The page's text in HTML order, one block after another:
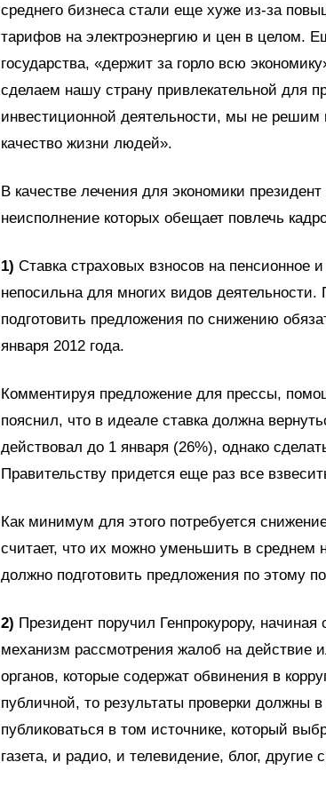
среднего бизнеса стали еще хуже из-за
тарифов на электроэнергию и цен в целом.
государства, «держит за горло всю
сделаем нашу страну привлекательной для
инвестиционной деятельности, мы не
качество жизни людей».
В качестве лечения для экономики
неисполнение которых обещает повлечь
1) Ставка страховых взносов на пенсионное
непосильна для многих видов
подготовить предложения по снижению
января 2012 года.
Комментируя предложение для прессы,
пояснил, что в идеале ставка должна
действовал до 1 января (26%), однако
Правительству придется еще раз все
Как минимум для этого потребуется
считает, что их можно уменьшить в среднем
должно подготовить предложения по этому
2) Президент поручил Генпрокурору,
механизм рассмотрения жалоб на действие
органов, которые содержат обвинения в
публичной, то результаты проверки должны
публиковаться в том источнике, который
газета, и радио, и телевидение, блог,